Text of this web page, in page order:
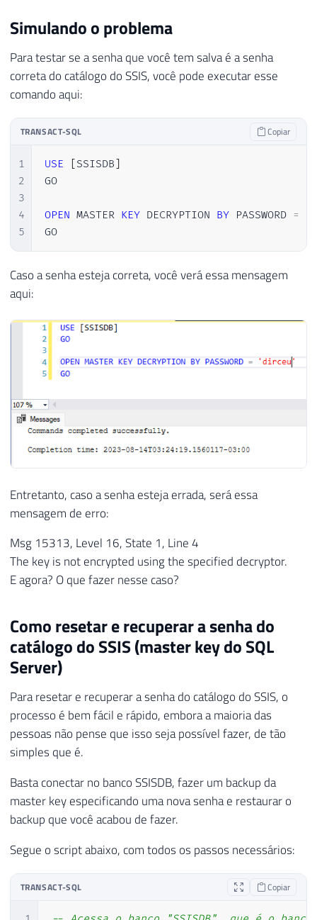
Simulando o problema
Para testar se a senha que você tem salva é a senha
correta do catálogo do SSIS, você pode executar esse
comando aqui:
TRANSACT-SQL Copiar
1
2
3
4
5
USE [SSISDB]
GO
OPEN MASTER KEY DECRYPTION BY PASSWORD =
GO
Caso a senha esteja correta, você verá essa mensagem
aqui:
Entretanto, caso a senha esteja errada, será essa
mensagem de erro:
Msg 15313, Level 16, State 1, Line 4
The key is not encrypted using the specified decryptor.
E agora? O que fazer nesse caso?
Como resetar e recuperar a senha do
catálogo do SSIS (master key do SQL
Server)
Para resetar e recuperar a senha do catálogo do SSIS, o
processo é bem fácil e rápido, embora a maioria das
pessoas não pense que isso seja possível fazer, de tão
simples que é.
Basta conectar no banco SSISDB, fazer um backup da
master key especificando uma nova senha e restaurar o
backup que você acabou de fazer.
Segue o script abaixo, com todos os passos necessários:
TRANSACT-SQL Copiar